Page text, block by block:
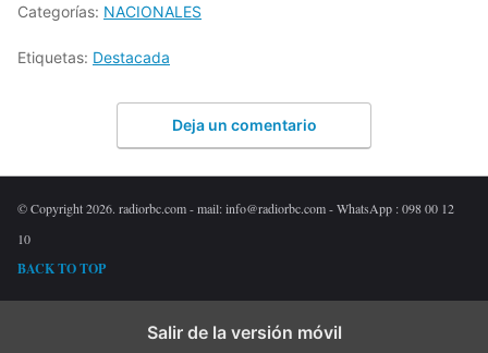
Categorías: NACIONALES
Etiquetas: Destacada
Deja un comentario
© Copyright 2026. radiorbc.com - mail: info@radiorbc.com - WhatsApp : 098 00 12
10
BACK TO TOP
Salir de la versión móvil